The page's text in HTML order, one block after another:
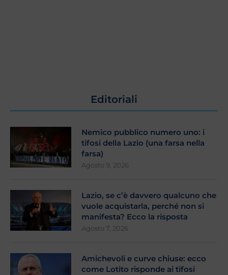
Editoriali
Nemico pubblico numero uno: i
tifosi della Lazio (una farsa nella
farsa)
Agosto 9, 2026
Lazio, se c’è davvero qualcuno che
vuole acquistarla, perché non si
manifesta? Ecco la risposta
Agosto 7, 2026
Amichevoli e curve chiuse: ecco
come Lotito risponde ai tifosi